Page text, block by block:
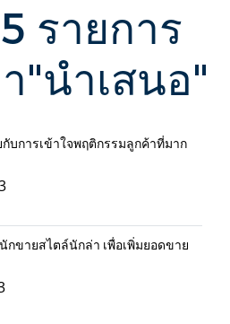
รายการ
"นำเสนอ"
บการเข้าใจพฤติกรรมลูกค้าที่มาก
กขายสไตล์นักล่า เพื่อเพิ่มยอดขาย